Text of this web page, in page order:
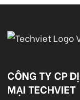
CÔNG TY CP
MẠI TECHVIET